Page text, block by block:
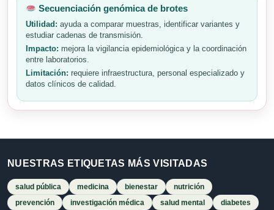
Secuenciación genómica de brotes
Utilidad: ayuda a comparar muestras, identificar variantes y
estudiar cadenas de transmisión.
Impacto: mejora la vigilancia epidemiológica y la coordinación
entre laboratorios.
Limitación: requiere infraestructura, personal especializado y
datos clínicos de calidad.
NUESTRAS ETIQUETAS MÁS VISITADAS
salud pública medicina bienestar
nutrición
prevención
investigación médica salud mental
diabetes